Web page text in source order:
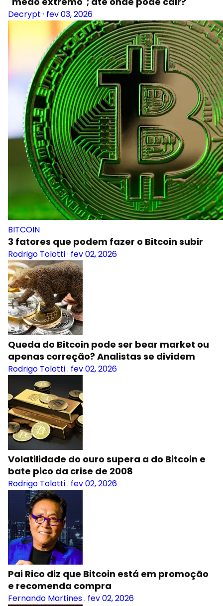
Decrypt · fev 03, 2026
BITCOIN
3 fatores que podem fazer o Bitcoin subir
Rodrigo Tolotti· fev 02, 2026
Queda do Bitcoin pode ser bear market ou
apenas correção? Analistas se dividem
Rodrigo Tolotti. fev 02, 2026
Volatilidade do ouro supera a do Bitcoin e
bate pico da crise de 2008
Rodrigo Tolotti. fev 02, 2026
Pai Rico diz que Bitcoin está em promoção
e recomenda compra
Fernando Martines. fev 02, 2026